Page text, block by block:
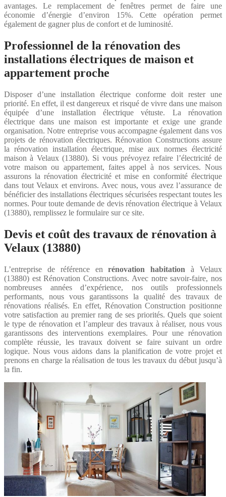
avantages. Le remplacement de fenêtres permet de faire une
économie d’énergie d’environ 15%. Cette opération permet
également de gagner plus de confort et de luminosité.
Professionnel de la rénovation des
installations électriques de maison et
appartement proche
Disposer d’une installation électrique conforme doit rester une
priorité. En effet, il est dangereux et risqué de vivre dans une maison
équipée d’une installation électrique vétuste. La rénovation
électrique dans une maison est importante et exige une grande
organisation. Notre entreprise vous accompagne également dans vos
projets de rénovation électriques. Rénovation Constructions assure
la rénovation installation électrique, mise aux normes électricité
maison à Velaux (13880). Si vous prévoyez refaire l’électricité de
votre maison ou appartement, faites appel à nos services. Nous
assurons la rénovation électricité et mise en conformité électrique
dans tout Velaux et environs. Avec nous, vous avez l’assurance de
bénéficier des installations électriques sécurisées respectant toutes les
normes. Pour toute demande de devis rénovation électrique à Velaux
(13880), remplissez le formulaire sur ce site.
Devis et coût des travaux de rénovation à
Velaux (13880)
L’entreprise de référence enrénovation habitation à Velaux
(13880) est Rénovation Constructions. Avec notre savoir-faire, nos
nombreuses années d’expérience, nos outils professionnels
performants, nous vous garantissons la qualité des travaux de
rénovations réalisés. En effet, Rénovation Construction positionne
votre satisfaction au premier rang de ses priorités. Quels que soient
le type de rénovation et l’ampleur des travaux à réaliser, nous vous
garantissons des interventions exemplaires. Pour une rénovation
complète réussie, les travaux doivent se faire suivant un ordre
logique. Nous vous aidons dans la planification de votre projet et
prenons en charge la réalisation de tous les travaux du début jusqu’à
la fin.